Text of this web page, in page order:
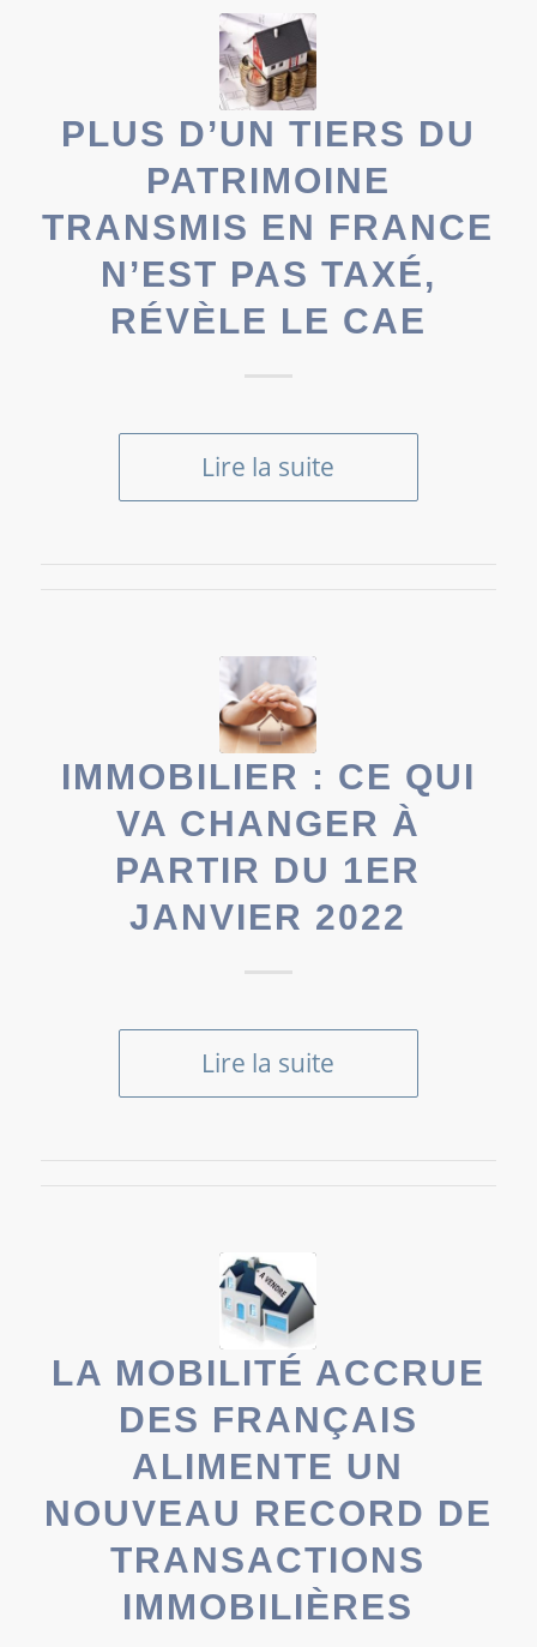
PLUS D’UN TIERS DU
PATRIMOINE
TRANSMIS EN FRANCE
N’EST PAS TAXÉ,
RÉVÈLE LE CAE
Lire la suite
IMMOBILIER : CE QUI
VA CHANGER À
PARTIR DU 1ER
JANVIER 2022
Lire la suite
LA MOBILITÉ ACCRUE
DES FRANÇAIS
ALIMENTE UN
NOUVEAU RECORD DE
TRANSACTIONS
IMMOBILIÈRES